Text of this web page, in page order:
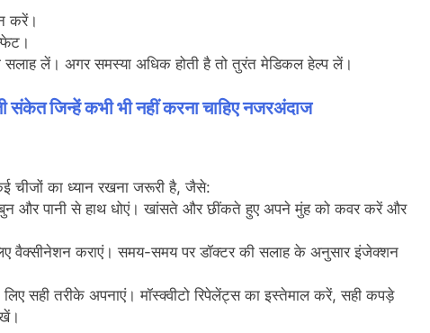
करें।
लें। अगर समस्या अधिक होती है तो तुरंत मेडिकल हेल्प लें।
जिन्हें कभी भी नहीं करना चाहिए नजरअंदाज
चीजों का ध्यान रखना जरूरी है, जैसे:
और पानी से हाथ धोएं। खांसते और छींकते हुए अपने मुंह को कवर करें और
वैक्सीनेशन कराएं। समय-समय पर डॉक्टर की सलाह के अनुसार इंजेक्शन
सही तरीके अपनाएं। मॉस्क्वीटो रिपेलेंट्स का इस्तेमाल करें, सही कपड़े